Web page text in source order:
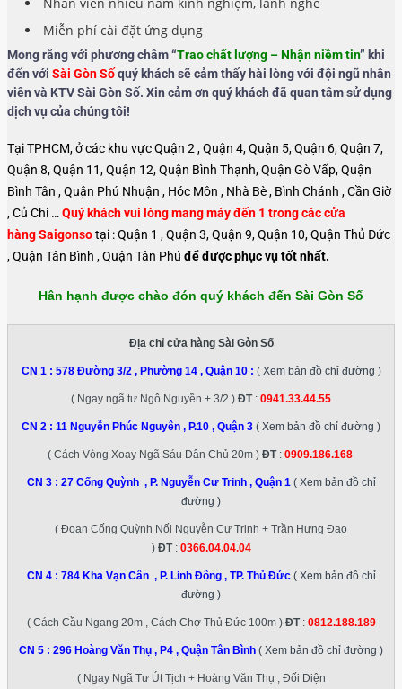
Miễn phí cài đặt ứng dụng
Mong rằng với phương châm “Trao chất lượng – Nhận niềm tin” khi
đến với Sài Gòn Sốquý khách sẽ cảm thấy hài lòng với đội ngũ nhân
viên và KTV Sài Gòn Số. Xin cảm ơn quý khách đã quan tâm sử dụng
dịch vụ của chúng tôi!
Tại TPHCM, ở các khu vực Quận 2 , Quận 4, Quận 5, Quận 6, Quận 7,
Quận 8, Quận 11, Quận 12, Quận Bình Thạnh, Quận Gò Vấp, Quận
Bình Tân , Quận Phú Nhuận , Hóc Môn , Nhà Bè , Bình Chánh , Cần Giờ
, Củ Chi … Quý khách vui lòng mang máy đến 1 trong các cửa
hàng Saigonsotại : Quận 1 , Quận 3, Quận 9, Quận 10, Quận Thủ Đức
, Quận Tân Bình , Quận Tân Phú để được phục vụ tốt nhất.
Hân hạnh được chào đón quý khách đến Sài Gòn Số
Địa chỉ cửa hàng Sài Gòn Số
CN 1 : 578 Đường 3/2 , Phường 14 , Quận 10: ( Xem bản đồ chỉ đường )
( Ngay ngã tư Ngô Nguyền + 3/2 ) ĐT: 0941.33.44.55
CN 2 : 11 Nguyễn Phúc Nguyên , P.10 , Quận 3 ( Xem bản đồ chỉ đường )
( Cách Vòng Xoay Ngã Sáu Dân Chủ 20m ) ĐT: 0909.186.168
CN 3 : 27 Cống Quỳnh , P. Nguyễn Cư Trinh , Quận 1 ( Xem bản đồ chỉ
đường )
( Đoạn Cống Quỳnh Nối Nguyễn Cư Trinh + Trần Hưng Đạo
) ĐT: 0366.04.04.04
CN 4 : 784 Kha Vạn Cân , P. Linh Đông , TP. Thủ Đức( Xem bản đồ chỉ
đường )
( Cách Cầu Ngang 20m , Cách Chợ Thủ Đức 100m ) ĐT: 0812.188.189
CN 5 : 296 Hoàng Văn Thụ , P4 , Quận Tân Bình ( Xem bản đồ chỉ đường )
( Ngay Ngã Tư Út Tịch + Hoàng Văn Thụ , Đối Diện